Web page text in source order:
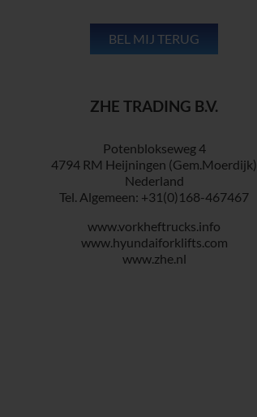
ZHE TRADING B.V.
Potenblokseweg 4
4794 RM Heijningen (Gem.Moerdijk)
Nederland
Tel. Algemeen: +31(0)168-467467
www.vorkheftrucks.info
www.hyundaiforklifts.com
www.zhe.nl